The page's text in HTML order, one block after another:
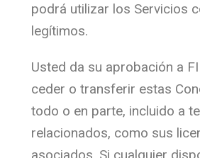
podrá utilizar los Servicios
legítimos.
Usted da su aprobación a
ceder o transferir estas
todo o en parte, incluido a
relacionados, como sus